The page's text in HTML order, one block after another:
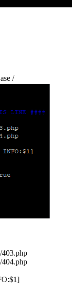
/
403.php
404.php